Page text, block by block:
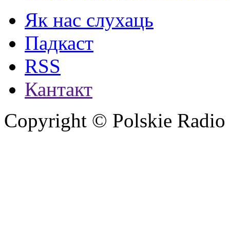
Як нас слухаць
Падкаст
RSS
Кантакт
Copyright © Polskie